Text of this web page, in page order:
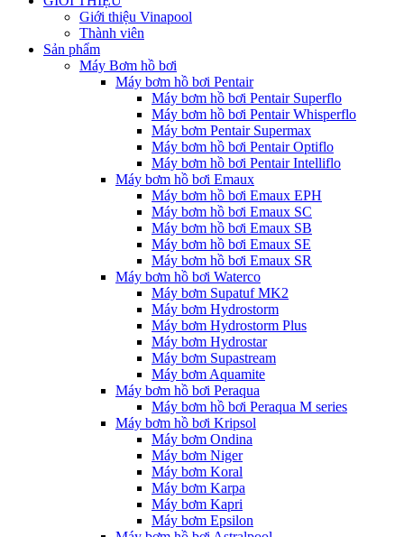
Giới thiệu Vinapool
Thành viên
Sản phẩm
Máy Bơm hồ bơi
Máy bơm hồ bơi Pentair
Máy bơm hồ bơi Pentair Superflo
Máy bơm hồ bơi Pentair Whisperflo
Máy bơm Pentair Supermax
Máy bơm hồ bơi Pentair Optiflo
Máy bơm hồ bơi Pentair Intelliflo
Máy bơm hồ bơi Emaux
Máy bơm hồ bơi Emaux EPH
Máy bơm hồ bơi Emaux SC
Máy bơm hồ bơi Emaux SB
Máy bơm hồ bơi Emaux SE
Máy bơm hồ bơi Emaux SR
Máy bơm hồ bơi Waterco
Máy bơm Supatuf MK2
Máy bơm Hydrostorm
Máy bơm Hydrostorm Plus
Máy bơm Hydrostar
Máy bơm Supastream
Máy bơm Aquamite
Máy bơm hồ bơi Peraqua
Máy bơm hồ bơi Peraqua M series
Máy bơm hồ bơi Kripsol
Máy bơm Ondina
Máy bơm Niger
Máy bơm Koral
Máy bơm Karpa
Máy bơm Kapri
Máy bơm Epsilon